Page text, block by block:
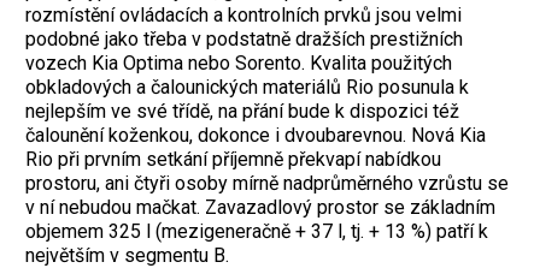
rozmístění ovládacích a kontrolních prvků jsou velmi
podobné jako třeba v podstatně dražších prestižních
vozech Kia Optima nebo Sorento. Kvalita použitých
obkladových a čalounických materiálů Rio posunula k
nejlepším ve své třídě, na přání bude k dispozici též
čalounění koženkou, dokonce i dvoubarevnou. Nová Kia
Rio při prvním setkání příjemně překvapí nabídkou
prostoru, ani čtyři osoby mírně nadprůměrného vzrůstu se
v ní nebudou mačkat. Zavazadlový prostor se základním
objemem 325 l (mezigeneračně + 37 l, tj. + 13 %) patří k
největším v segmentu B.